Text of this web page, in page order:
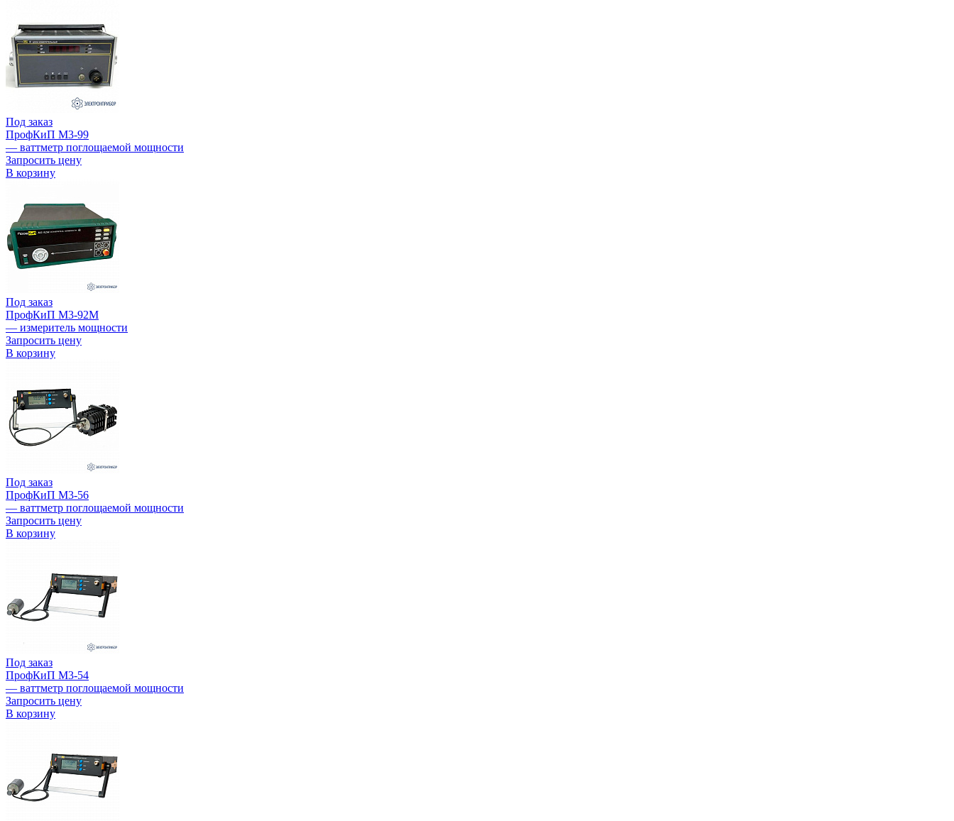
Под заказ
ПрофКиП М3-99
— ваттметр поглощаемой мощности
Запросить цену
В корзину
Под заказ
ПрофКиП М3-92М
— измеритель мощности
Запросить цену
В корзину
Под заказ
ПрофКиП М3-56
— ваттметр поглощаемой мощности
Запросить цену
В корзину
Под заказ
ПрофКиП М3-54
— ваттметр поглощаемой мощности
Запросить цену
В корзину